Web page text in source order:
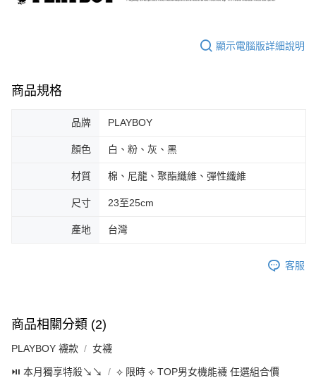
顯示電腦版詳細說明
商品規格
品牌 PLAYBOY
顏色 白、粉、灰、黑
材質 棉、尼龍、聚酯纖維、彈性纖維
尺寸 23至25cm
產地 台灣
客服
商品相關分類 (2)
PLAYBOY 襪款 女襪
⏯︎ 本月獨享特殺↘︎↘︎ ⟡ 限時 ⟡ TOP男女機能襪 任選組合價